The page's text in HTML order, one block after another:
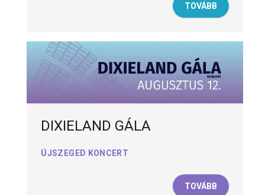
TOVÁBB
DIXIELAND GÁLA
ÚJSZEGED KONCERT
TOVÁBB